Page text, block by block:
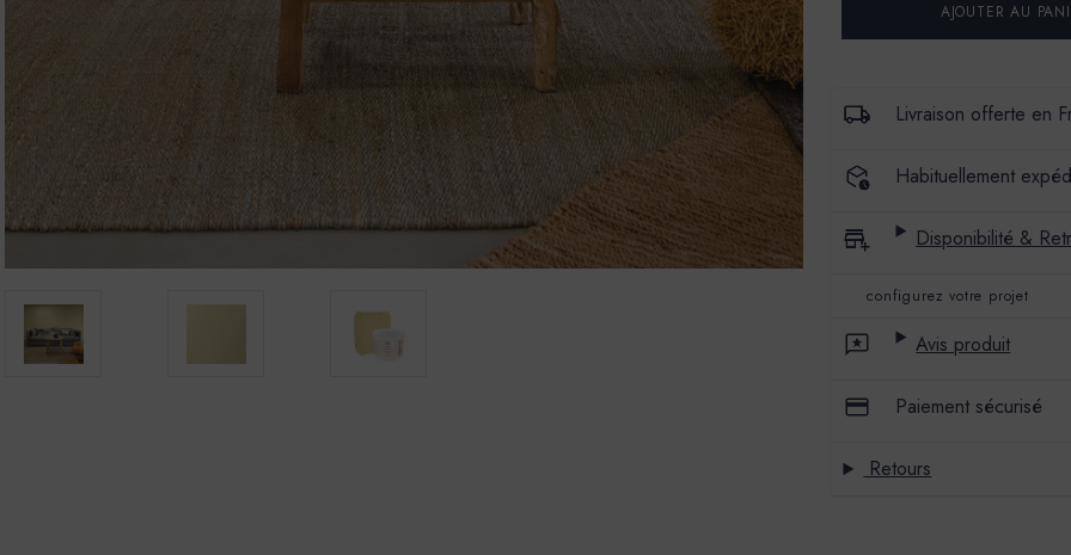
BADIMAT
FADA
CHAUX
BADIMAT
FADA
Livraison offerte en
Habituellement
Disponibilité &
configurez votre projet
Avis produit
Paiement sécurisé
Retours